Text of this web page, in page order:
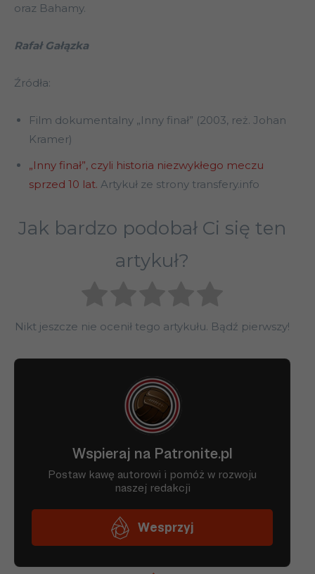
oraz Bahamy.
Rafał Gałązka
Źródła:
Film dokumentalny „Inny finał” (2003, reż. Johan
Kramer)
„Inny finał”, czyli historia niezwykłego meczu
sprzed 10 lat. Artykuł ze strony transfery.info
Jak bardzo podobał Ci się ten
artykuł?
Nikt jeszcze nie ocenił tego artykułu. Bądź pierwszy!